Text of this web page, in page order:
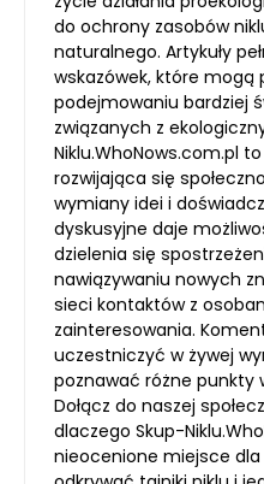
do ochrony zasobów
naturalnego. Artykuły
wskazówek, które mogą
podejmowaniu bardziej
związanych z
Niklu.WhoNows.com.pl
rozwijająca się
wymiany idei i
dyskusyjne daje
dzielenia się
nawiązywaniu nowych
sieci kontaktów z
zainteresowania.
uczestniczyć w żywej
poznawać różne punkty
Dołącz do naszej
dlaczego Skup-
nieocenione miejsce